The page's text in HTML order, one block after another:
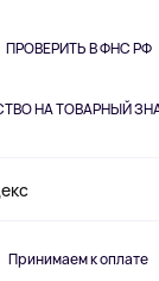
ПРОВЕРИТЬ В ФНС РФ
НА ТОВАРНЫЙ
Принимаем к оплате